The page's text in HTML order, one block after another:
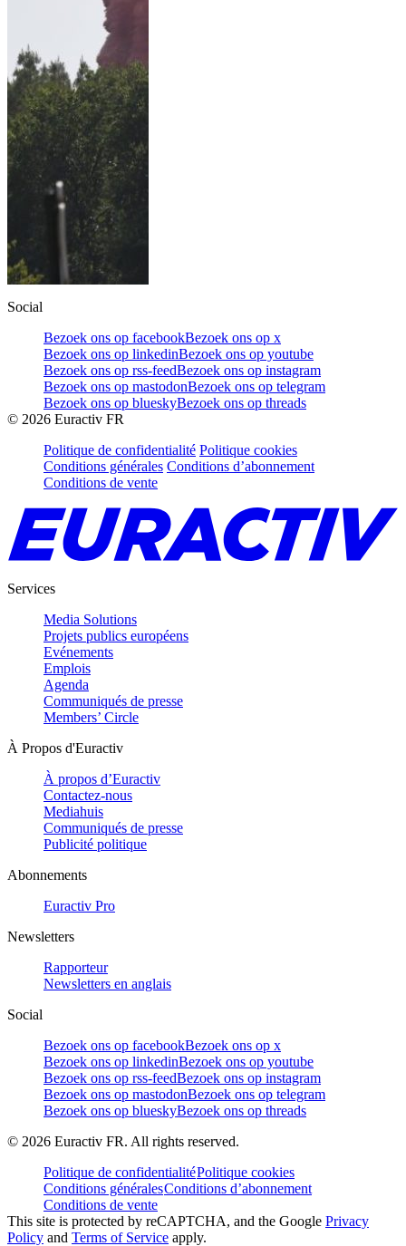
Social
Bezoek ons op facebookBezoek ons op x
Bezoek ons op linkedinBezoek ons op youtube
Bezoek ons op rss-feedBezoek ons op instagram
Bezoek ons op mastodonBezoek ons op telegram
Bezoek ons op blueskyBezoek ons op threads
© 2026 Euractiv FR
Politique de confidentialité Politique cookies
Conditions générales Conditions d’abonnement
Conditions de vente
Services
Media Solutions
Projets publics européens
Evénements
Emplois
Agenda
Communiqués de presse
Members’ Circle
À Propos d'Euractiv
À propos d’Euractiv
Contactez-nous
Mediahuis
Communiqués de presse
Publicité politique
Abonnements
Euractiv Pro
Newsletters
Rapporteur
Newsletters en anglais
Social
Bezoek ons op facebookBezoek ons op x
Bezoek ons op linkedinBezoek ons op youtube
Bezoek ons op rss-feedBezoek ons op instagram
Bezoek ons op mastodonBezoek ons op telegram
Bezoek ons op blueskyBezoek ons op threads
© 2026 Euractiv FR. All rights reserved.
Politique de confidentialitéPolitique cookies
Conditions généralesConditions d’abonnement
Conditions de vente
This site is protected by reCAPTCHA, and the Google Privacy
Policy and Terms of Service apply.